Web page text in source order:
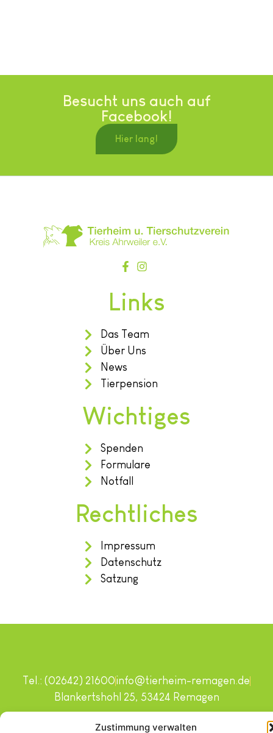
Zustimmung verwalten
Besucht uns auch auf
Facebook!
Hier lang!
Links
Das Team
Über Uns
News
Tierpension
Wichtiges
Spenden
Formulare
Notfall
Rechtliches
Impressum
Datenschutz
Satzung
Copyright © 2024. Alle Rechte vorbehalten.
Tel.: (02642) 21600info@tierheim-remagen.de
Blankertshohl 25, 53424 Remagen